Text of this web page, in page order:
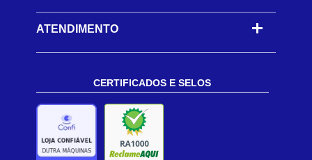
ATENDIMENTO
CERTIFICADOS E SELOS